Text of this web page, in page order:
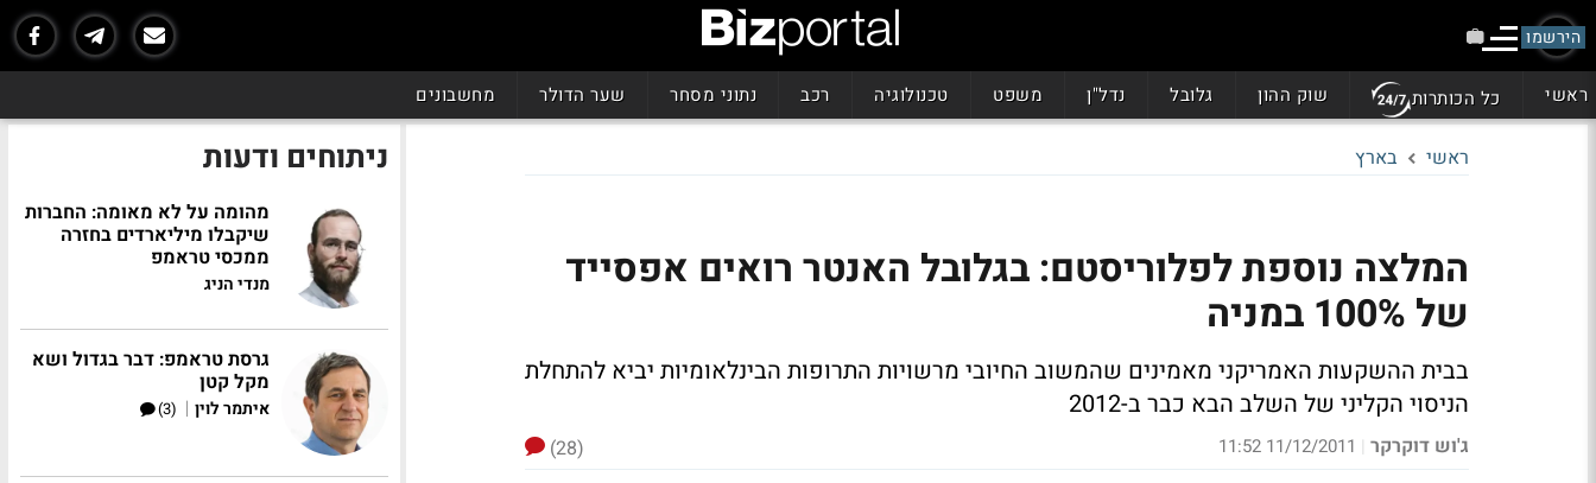
הירשמו
ראשי כל הכותרות שוק ההון גלובל נדל"ן משפט טכנולוגיה רכב נתוני מסחר שער הדולר מחשבונים
ראשי בארץ
המלצה נוספת לפלוריסטם: בגלובל האנטר רואים אפסייד
של 100% במניה
בבית ההשקעות האמריקני מאמינים שהמשוב החיובי מרשויות התרופות הבינלאומיות יביא להתחלת
הניסוי הקליני של השלב הבא כבר ב-2012
ג'וש דוקרקר |
11/12/2011 11:52
(28)
ניתוחים ודעות
מהומה על לא מאומה: החברות
שיקבלו מיליארדים בחזרה
ממכסי טראמפ
מנדי הניג
גרסת טראמפ: דבר בגדול ושא
מקל קטן
איתמר לוין |
(3)